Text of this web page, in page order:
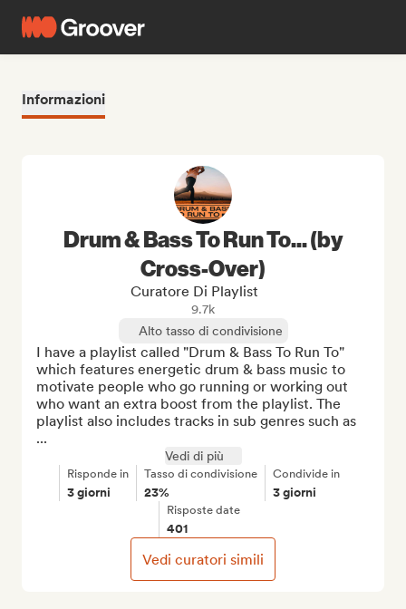
Informazioni
Drum & Bass To Run To... (by
Cross-Over)
Curatore Di Playlist
9.7k
Alto tasso di condivisione
I have a playlist called "Drum & Bass To Run To"
which features energetic drum & bass music to
motivate people who go running or working out
who want an extra boost from the playlist. The
playlist also includes tracks in sub genres such as
...
Vedi di più
Risponde in
3 giorni
Tasso di condivisione
23%
Condivide in
3 giorni
Risposte date
401
Vedi curatori simili